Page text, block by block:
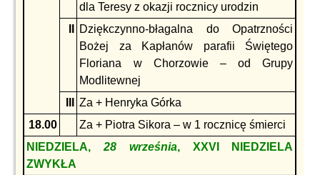
dla Teresy z okazji rocznicy urodzin
Dziękczynno-błagalna do Opatrzności
Bożej za Kapłanów parafii Świętego
Floriana w Chorzowie – od Grupy
Modlitewnej
Za + Henryka Górka
18.00
Za + Piotra Sikora – w 1 rocznicę śmierci
NIEDZIELA,28 września, XXVI NIEDZIELA
ZWYKŁA